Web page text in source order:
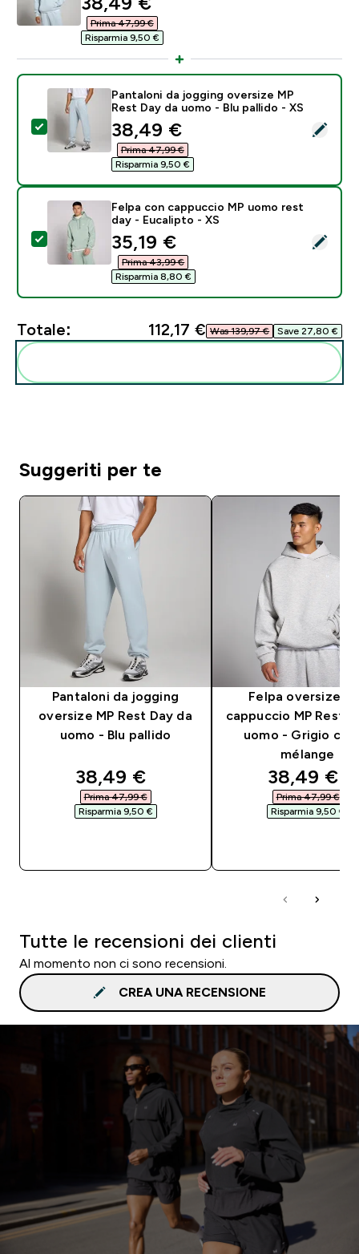
Prima 47,99 €‎
Risparmia 9,50 €‎
Seleziona questo prodotto - Pantaloni da jogging
Pantaloni da jogging oversize MP
Rest Day da uomo - Blu pallido - XS
discounted price
38,49 €‎
Prima 47,99 €‎
Risparmia 9,50 €‎
Seleziona questo prodotto - Felpa con cappuccio
Felpa con cappuccio MP uomo rest
day - Eucalipto - XS
discounted price
35,19 €‎
Prima 43,99 €‎
Risparmia 8,80 €‎
Totale: 112,17 €‎ Was 139,97 €‎ Save 27,80 €‎
Suggeriti per te
Pantaloni da jogging
oversize MP Rest Day da
uomo - Blu pallido
discounted price
38,49 €‎
Prima 47,99 €‎
Risparmia 9,50 €‎
Felpa oversize
cappuccio MP Rest
uomo - Grigio
mélange
38,49 €‎
Prima 47,99 €‎
Risparmia 9,50 €‎
Tutte le recensioni dei clienti
Al momento non ci sono recensioni.
CREA UNA RECENSIONE